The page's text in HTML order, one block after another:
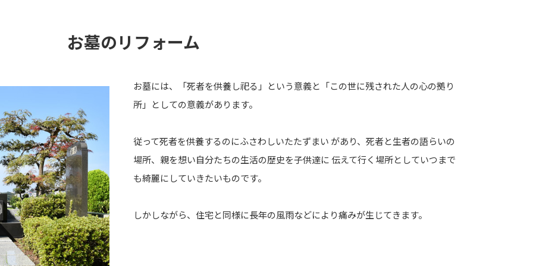
お墓のリフォーム
お墓には、「死者を供養し祀る」という意義と「この世に残された人の心の拠り
所」としての意義があります。
従って死者を供養するのにふさわしいたたずまい があり、死者と生者の語らいの
場所、親を想い自分たちの生活の歴史を子供達に 伝えて行く場所としていつまで
も綺麗にしていきたいものです。
しかしながら、住宅と同様に長年の風雨などにより痛みが生じてきます。